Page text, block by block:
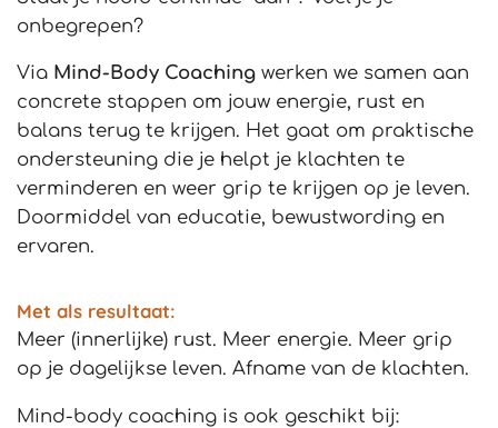
onbegrepen?
Via Mind-Body Coaching werken we samen aan
concrete stappen om jouw energie, rust en
balans terug te krijgen. Het gaat om praktische
ondersteuning die je helpt je klachten te
verminderen en weer grip te krijgen op je leven.
Doormiddel van educatie, bewustwording en
ervaren.
Met als resultaat:
Meer (innerlijke) rust. Meer energie. Meer grip
op je dagelijkse leven. Afname van de klachten.
Mind-body coaching is ook geschikt bij: